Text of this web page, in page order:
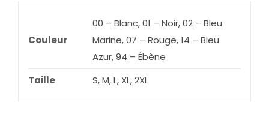
Couleur
00 – Blanc, 01 – Noir, 02 – Bleu
Marine, 07 – Rouge, 14 – Bleu
Azur, 94 – Ébène
Taille
S, M, L, XL, 2XL